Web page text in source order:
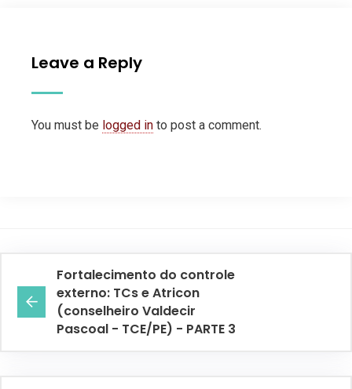
Leave a Reply
You must be logged in to post a comment.
Fortalecimento do controle
externo: TCs e Atricon
(conselheiro Valdecir
Pascoal - TCE/PE) - PARTE 3